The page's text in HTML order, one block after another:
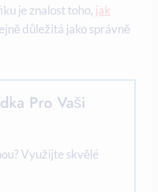
je znalost toho, jak
důležitá jako správně
Pro Vaši
Využijte skvělé